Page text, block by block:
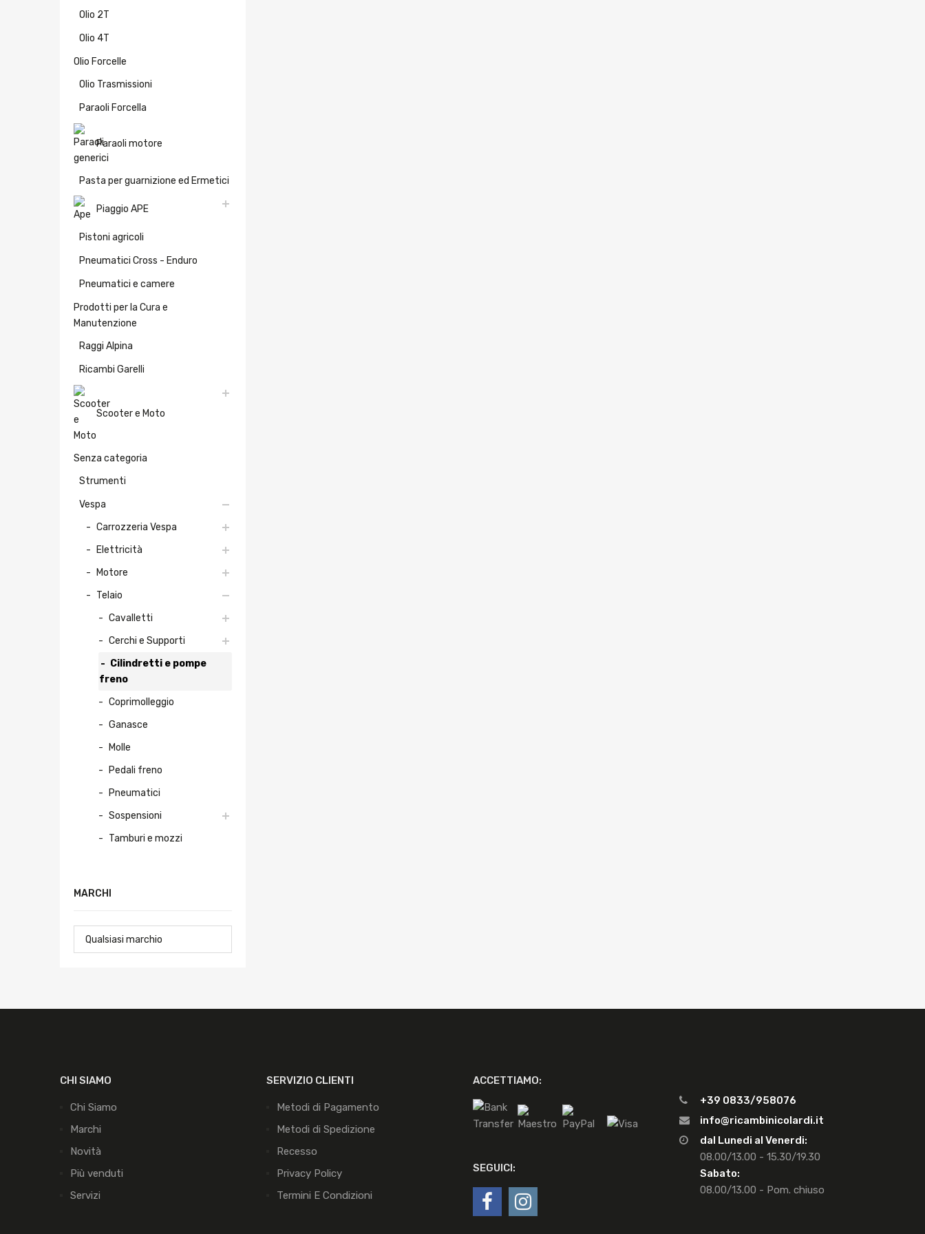
Olio 2T
Olio 4T
Olio Forcelle
Olio Trasmissioni
Paraoli Forcella
Paraoli motore
Pasta per guarnizione ed Ermetici
Piaggio APE
Pistoni agricoli
Pneumatici Cross - Enduro
Pneumatici e camere
Prodotti per la Cura e
Manutenzione
Raggi Alpina
Ricambi Garelli
Scooter e Moto
Senza categoria
Strumenti
Vespa
Carrozzeria Vespa
Elettricità
Motore
Telaio
Cavalletti
Cerchi e Supporti
Cilindretti e pompe
freno
Coprimolleggio
Ganasce
Molle
Pedali freno
Pneumatici
Sospensioni
Tamburi e mozzi
MARCHI
CHI SIAMO
Chi Siamo
Marchi
Novità
Più venduti
Servizi
SERVIZIO CLIENTI
Metodi di Pagamento
Metodi di Spedizione
Recesso
Privacy Policy
Termini E Condizioni
ACCETTIAMO:
SEGUICI:
+39 0833/958076
info@ricambinicolardi.it
dal Lunedi al Venerdi:
08.00/13.00 - 15.30/19.30
Sabato:
08.00/13.00 - Pom. chiuso